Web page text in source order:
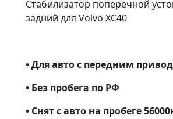
Стабилизатор поперечной
задний для Volvo XC40
• Для авто с передним
• Без пробега по РФ
• Снят с авто на пробеге